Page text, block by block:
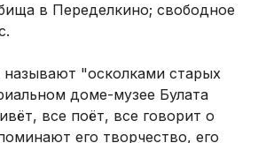
в Переделкино; свободное
называют "осколками старых
доме-музее Булата
все поёт, все говорит о
его творчество, его